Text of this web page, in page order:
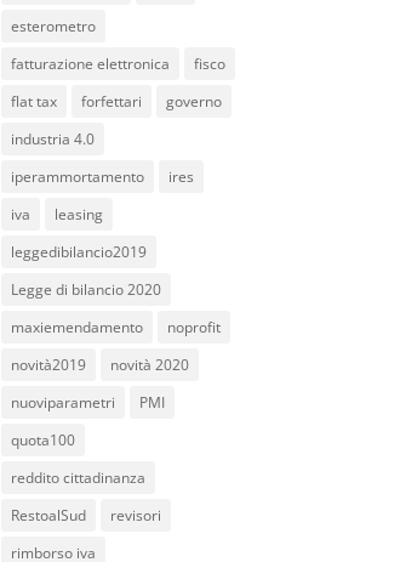
esterometro
fatturazione elettronica
fisco
flat tax
forfettari
governo
industria 4.0
iperammortamento
ires
iva
leasing
leggedibilancio2019
Legge di bilancio 2020
maxiemendamento
noprofit
novità2019
novità 2020
nuoviparametri
PMI
quota100
reddito cittadinanza
RestoalSud
revisori
rimborso iva